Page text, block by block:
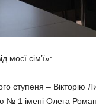
моєї сім’ї»:
ступеня – Вікторію
№ 1 імені Олега